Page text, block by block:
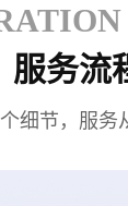
服务流
细节，服务